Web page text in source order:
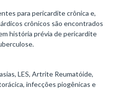
para pericardite crônica e,
crônicos são encontrados
história prévia de pericardite
LES, Artrite Reumatóide,
infecções piogênicas e